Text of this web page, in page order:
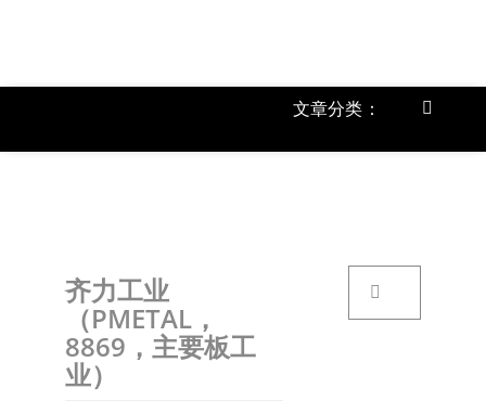
文章分类：
Toggle
齐力工业
（PMETAL，
8869，主要板工
业）